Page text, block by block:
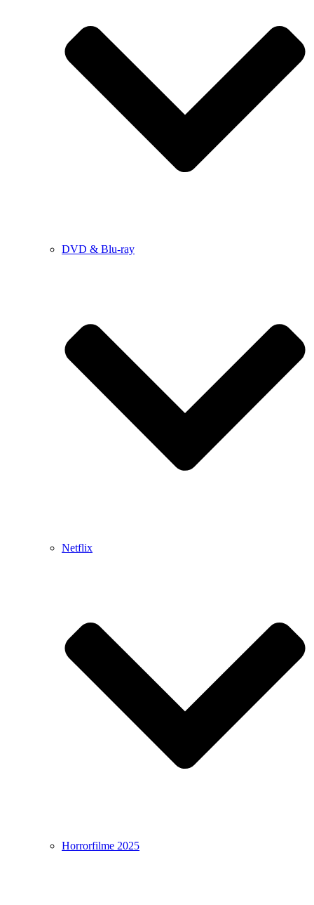
DVD & Blu-ray
Netflix
Horrorfilme 2025